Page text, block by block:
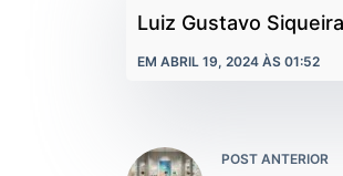
Luiz Gustavo Siqueira
EM ABRIL 19, 2024 ÀS 01:52
POST ANTERIOR